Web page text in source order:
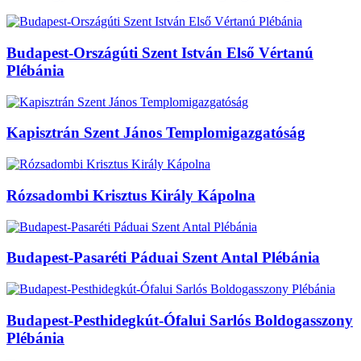
Budapest-Országúti Szent István Első Vértanú
Plébánia
Kapisztrán Szent János Templomigazgatóság
Rózsadombi Krisztus Király Kápolna
Budapest-Pasaréti Páduai Szent Antal Plébánia
Budapest-Pesthidegkút-Ófalui Sarlós Boldogasszony
Plébánia